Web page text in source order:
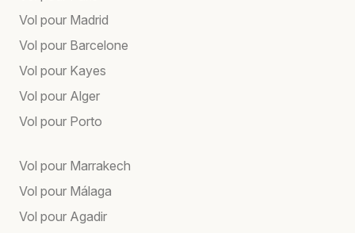
Vol pour Madrid
Vol pour Barcelone
Vol pour Kayes
Vol pour Alger
Vol pour Porto
Vol pour Marrakech
Vol pour Málaga
Vol pour Agadir